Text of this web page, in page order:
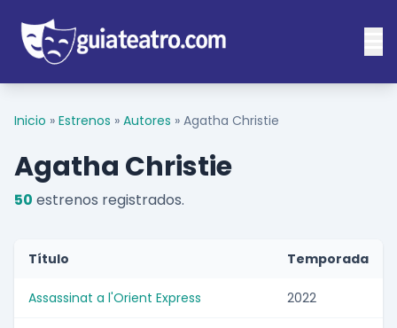
Inicio » Estrenos » Autores » Agatha Christie
Agatha Christie
50 estrenos registrados.
Título Temporada
Assassinat a l'Orient Express 2022